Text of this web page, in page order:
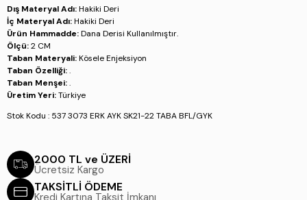
Dış Materyal Adı:Hakiki Deri
İç Materyal Adı:Hakiki Deri
Ürün Hammadde:Dana Derisi Kullanılmıştır.
Ölçü:2 CM
Taban Materyali:Kösele Enjeksiyon
Taban Özelliği:.
Taban Menşei:.
Üretim Yeri:Türkiye
Stok Kodu : 537 3073 ERK AYK SK21-22 TABA BFL/GYK
2000 TL ve ÜZERİ
Ücretsiz Kargo
TAKSİTLİ ÖDEME
Kredi Kartına Taksit İmkanı